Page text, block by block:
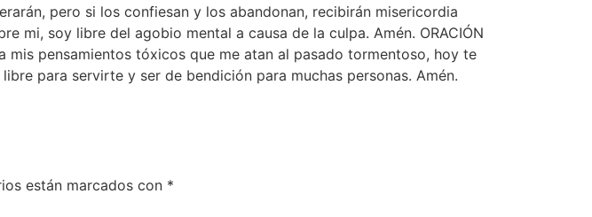
pero si los confiesan y los abandonan, recibirán misericordia
mi, soy libre del agobio mental a causa de la culpa. Amén. ORACIÓN
pensamientos tóxicos que me atan al pasado tormentoso, hoy te
para servirte y ser de bendición para muchas personas. Amén.
están marcados con *